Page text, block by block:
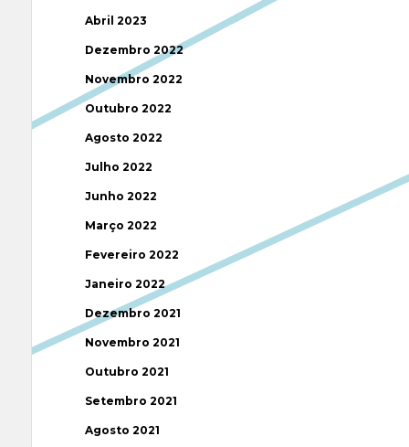
Abril 2023
Dezembro 2022
Novembro 2022
Outubro 2022
Agosto 2022
Julho 2022
Junho 2022
Março 2022
Fevereiro 2022
Janeiro 2022
Dezembro 2021
Novembro 2021
Outubro 2021
Setembro 2021
Agosto 2021